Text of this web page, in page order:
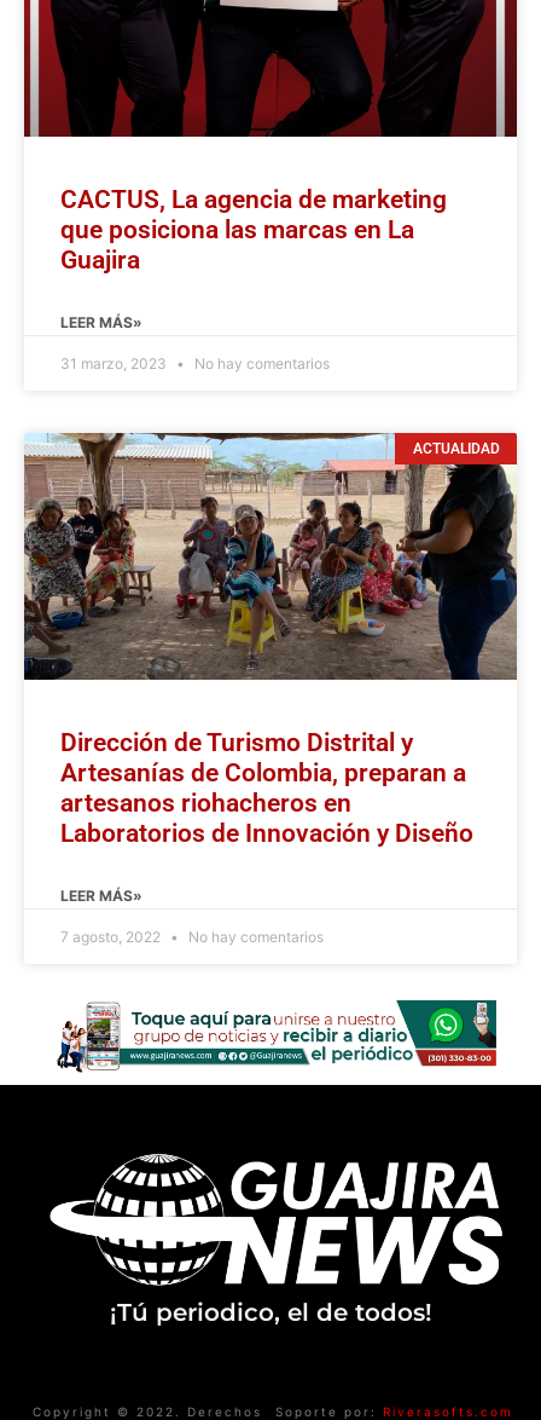
CACTUS, La agencia de marketing
que posiciona las marcas en La
Guajira
LEER MÁS»
31 marzo, 2023 No hay comentarios
ACTUALIDAD
Dirección de Turismo Distrital y
Artesanías de Colombia, preparan a
artesanos riohacheros en
Laboratorios de Innovación y Diseño
LEER MÁS»
7 agosto, 2022 No hay comentarios
¡Tú periodico, el de todos!
Copyright © 2022. Derechos
Soporte por: Riverasofts.com